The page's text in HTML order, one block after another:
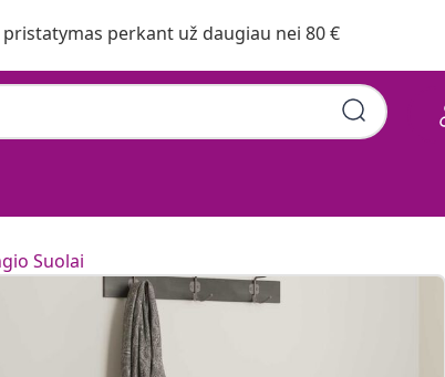
perkant už daugiau nei 80 €
Suolai